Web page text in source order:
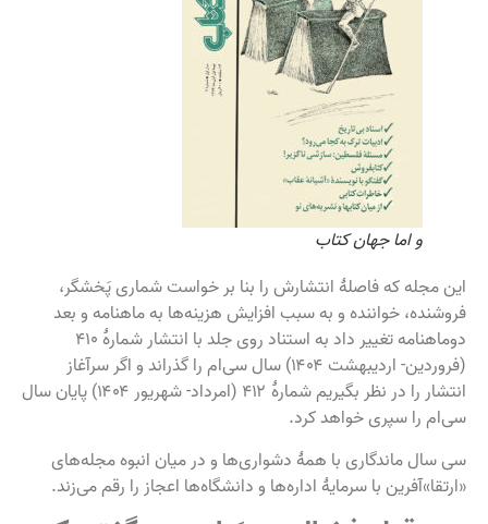
و اما جهان کتاب
این مجله که فاصلهٔ انتشارش را بنا بر خواست شماری پَخشگر،
فروشنده، خواننده و به سبب افزایش هزینه‌ها به ماهنامه و بعد
دوماهنامه تغییر داد به استناد روی جلد با انتشار شمارهٔ ۴۱۰
(فروردین- اردیبهشت ۱۴۰۴) سال سی‌ام را گذراند و اگر سرآغاز
انتشار را در نظر بگیریم شمارهٔ ۴۱۲ (امرداد- شهریور ۱۴۰۴) پایان سال
سی‌ام را سپری خواهد کرد.
سی سال ماندگاری با همهٔ دشواری‌ها و در میان انبوه مجله‌های
«ارتقا»آفرین با سرمایهٔ اداره‌ها و دانشگاه‌ها اعجاز را رقم می‌زند.